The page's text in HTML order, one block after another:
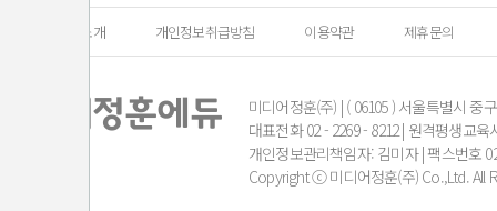
회사소개 개인정보취급방침 이용약관 제휴문의
미디어정훈(주) | ( 06105 ) 서울특별시 중
대표전화 02 - 2269 - 8212 | 원격평생교
개인정보관리책임자: 김미자 | 팩스번호
Copyright ⓒ 미디어정훈(주) Co.,Ltd. All